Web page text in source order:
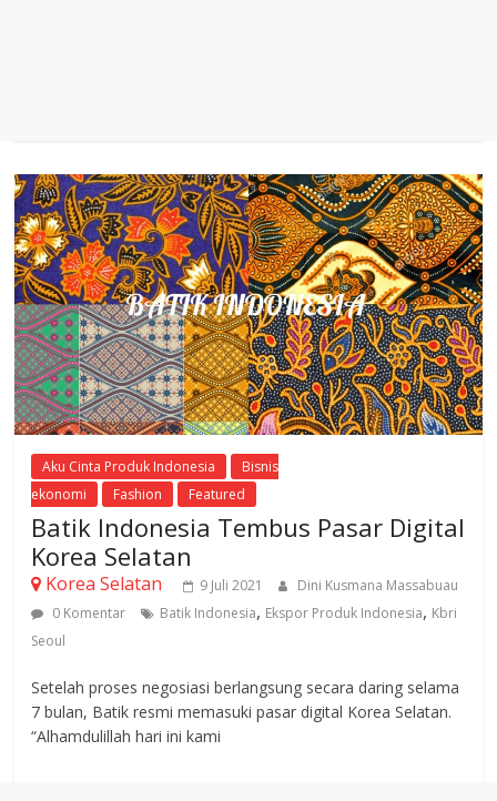
Aku Cinta Produk Indonesia
Bisnis
ekonomi
Fashion Featured
Batik Indonesia Tembus Pasar Digital
Korea Selatan
Korea Selatan 9 Juli 2021
Dini Kusmana Massabuau
0 Komentar
Batik Indonesia, Ekspor Produk Indonesia, Kbri
Seoul
Setelah proses negosiasi berlangsung secara daring selama
7 bulan, Batik resmi memasuki pasar digital Korea Selatan.
“Alhamdulillah hari ini kami